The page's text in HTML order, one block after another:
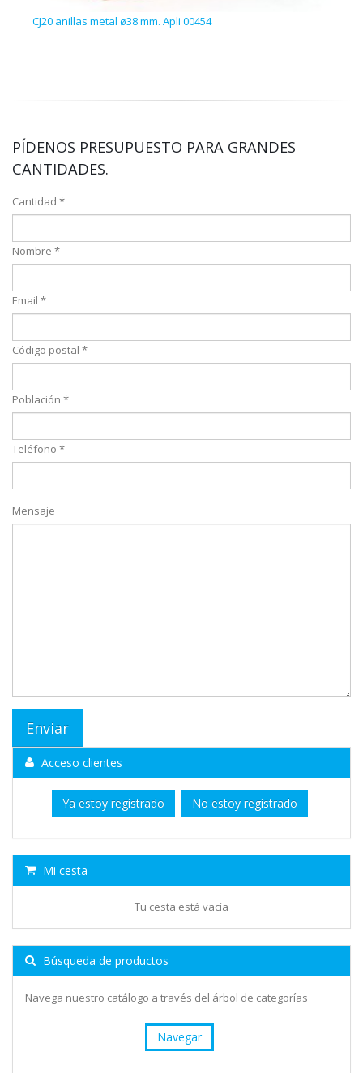
CJ20 anillas metal ø38 mm. Apli 00454
PÍDENOS PRESUPUESTO PARA GRANDES
CANTIDADES.
Cantidad *
Nombre *
Email *
Código postal *
Población *
Teléfono *
Mensaje
Acceso clientes
Ya estoy registrado No estoy registrado
Mi cesta
Tu cesta está vacía
Búsqueda de productos
Navega nuestro catálogo a través del árbol de categorías
Navegar